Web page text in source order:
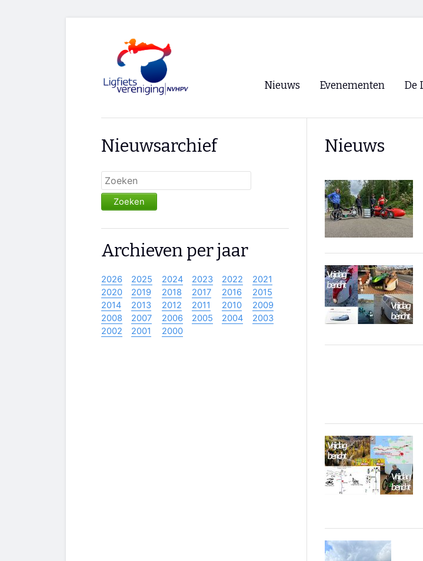
Nieuws Evenementen
Paastreffen
CycleVision
Oliebollentocht
De
Nieuws
Nieuwsarchief
Zoeken
Archieven per jaar
2026 2025 2024 2023 2022
2021
2020
2019 2018 2017 2016
2015
2014
2013 2012 2011 2010
2009
2008
2007 2006 2005 2004
2003
2002
2001 2000